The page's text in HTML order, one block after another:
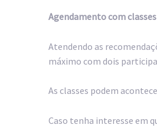
Agendamento com
Atendendo as
máximo com dois
As classes podem
Caso tenha interesse em